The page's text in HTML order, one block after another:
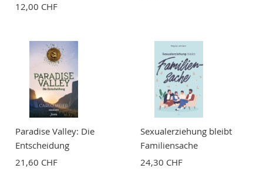
12,00 CHF
Paradise Valley: Die
Entscheidung
21,60 CHF
Sexualerziehung bleibt
Familiensache
24,30 CHF